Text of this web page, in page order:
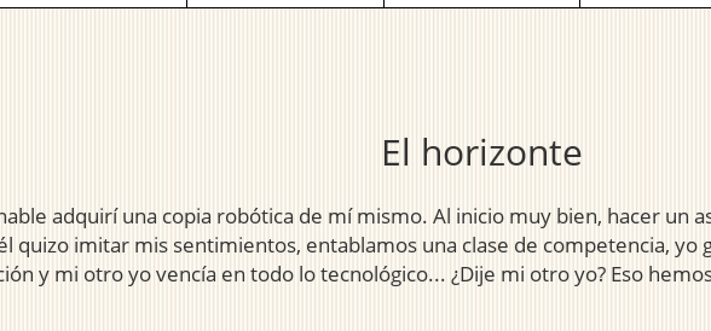
El horizonte
adquirí una copia robótica de mí mismo. Al inicio muy bien, hacer un
quizo imitar mis sentimientos, entablamos una clase de competencia, yo
y mi otro yo vencía en todo lo tecnológico... ¿Dije mi otro yo? Eso